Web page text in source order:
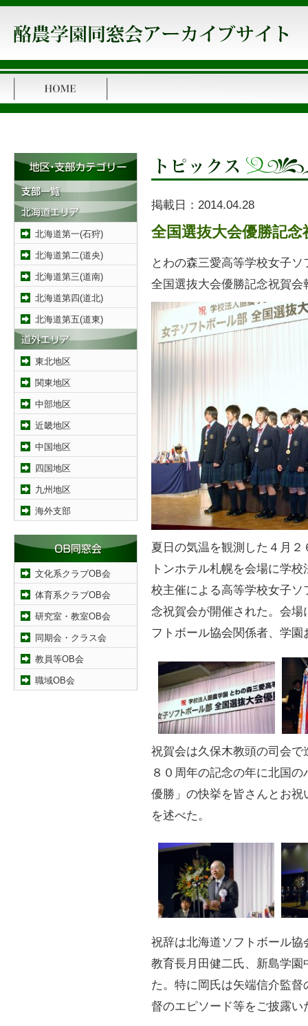
北海道第一(石狩)
北海道第二(道央)
北海道第三(道南)
北海道第四(道北)
北海道第五(道東)
東北地区
関東地区
中部地区
近畿地区
中国地区
四国地区
九州地区
海外支部
文化系クラブOB会
体育系クラブOB会
研究室・教室OB会
同期会・クラス会
教員等OB会
職域OB会
掲載日： 2014.04.28
全国選抜大会優勝記念
とわの森三愛高等学校女子ソ
全国選抜大会優勝記念祝賀会
夏日の気温を観測した４月
トンホテル札幌を会場に学
校主催による高等学校女子
念祝賀会が開催された。会
フトボール協会関係者、学
祝賀会は久保木教頭の司会
８０周年の記念の年に北国
優勝」の快挙を皆さんとお
を述べた。
祝辞は北海道ソフトボール
教育長月田健二氏、新島学
た。特に岡氏は矢端信介監
督のエピソード等をご披露い